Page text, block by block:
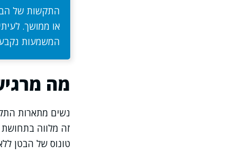
התקשות של
או ממושך.
המשמעות
מה
נשים מתארות
זה מלווה בתחושת
טונוס של הבטן